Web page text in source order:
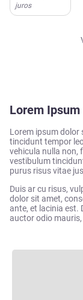
juros
Lorem
Lorem ipsum dolor
tincidunt tempor
vehicula nulla non,
vestibulum
purus risus vitae
Duis ar cu risus,
dolor sit amet,
ante, et lacinia est.
auctor odio